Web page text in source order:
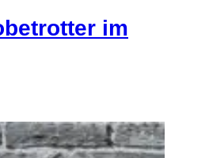
im